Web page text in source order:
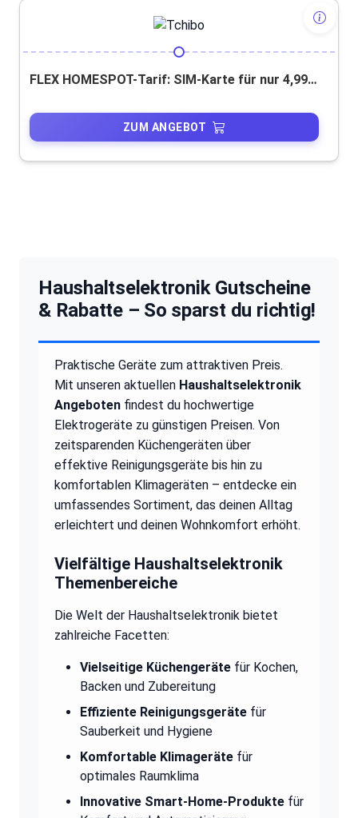
FLEX HOMESPOT-Tarif: SIM-Karte für nur 4,99 €!
ZUM ANGEBOT
Haushaltselektronik Gutscheine
& Rabatte – So sparst du richtig!
Praktische Geräte zum attraktiven Preis.
Mit unseren aktuellen Haushaltselektronik
Angeboten findest du hochwertige
Elektrogeräte zu günstigen Preisen. Von
zeitsparenden Küchengeräten über
effektive Reinigungsgeräte bis hin zu
komfortablen Klimageräten – entdecke ein
umfassendes Sortiment, das deinen Alltag
erleichtert und deinen Wohnkomfort erhöht.
Vielfältige Haushaltselektronik
Themenbereiche
Die Welt der Haushaltselektronik bietet
zahlreiche Facetten:
Vielseitige Küchengeräte für Kochen,
Backen und Zubereitung
Effiziente Reinigungsgeräte für
Sauberkeit und Hygiene
Komfortable Klimageräte für
optimales Raumklima
Innovative Smart-Home-Produkte für